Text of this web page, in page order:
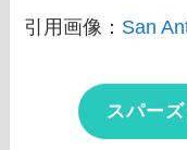
引用画像： San
スパー